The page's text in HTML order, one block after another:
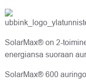
SolarMax® on 2-
energiansa suoraan
SolarMax® 600